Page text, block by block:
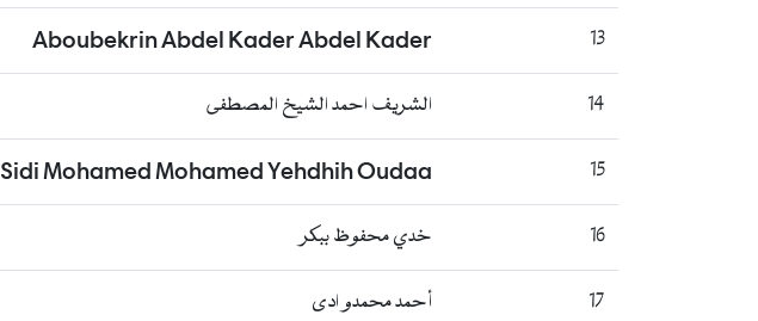
13
Aboubekrin Abdel Kader Abdel Kader
14 الشريف احمد الشيخ المصطفى
15
Sidi Mohamed Mohamed Yehdhih Oudaa
16 خدي محفوظ ببكر
17 أحمد محمدو ادى